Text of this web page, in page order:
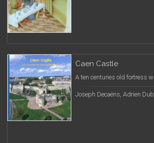
Caen Castle
A ten centuries old fortress
Joseph Decaëns, Adrien